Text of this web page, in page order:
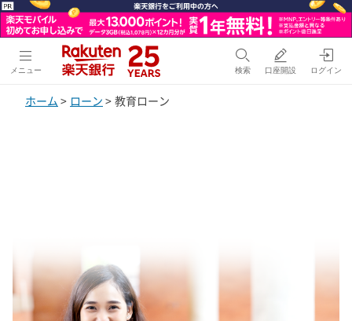
メニュー 検索 口座開設 ログイン
ホーム > ローン > 教育ローン